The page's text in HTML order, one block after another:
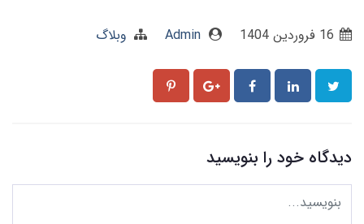
Admin وبلاگ
دیدگاه خود را بنویسید